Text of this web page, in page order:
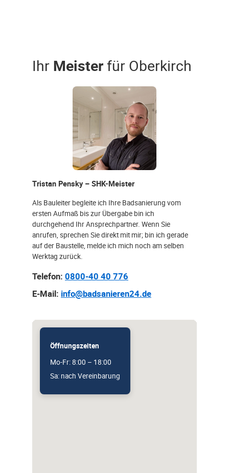
Ihr Meisterfür Oberkirch
Tristan Pensky – SHK-Meister
Als Bauleiter begleite ich Ihre Badsanierung vom
ersten Aufmaß bis zur Übergabe bin ich
durchgehend Ihr Ansprechpartner. Wenn Sie
anrufen, sprechen Sie direkt mit mir; bin ich gerade
auf der Baustelle, melde ich mich noch am selben
Werktag zurück.
Telefon: 0800-40 40 776
E-Mail: info@badsanieren24.de
Öffnungszeiten
Mo-Fr: 8:00 – 18:00
Sa: nach Vereinbarung